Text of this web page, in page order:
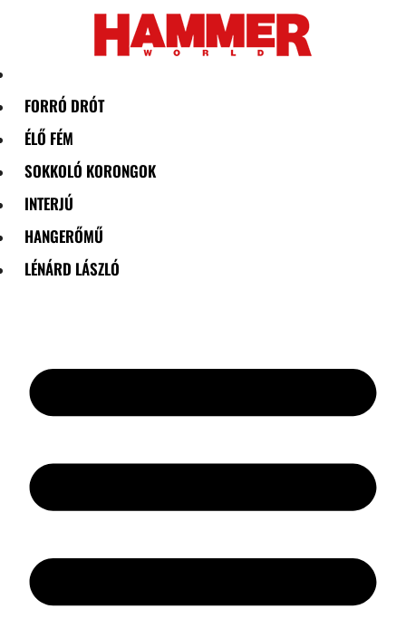
FORRÓ DRÓT
ÉLŐ FÉM
SOKKOLÓ KORONGOK
INTERJÚ
HANGERŐMŰ
LÉNÁRD LÁSZLÓ